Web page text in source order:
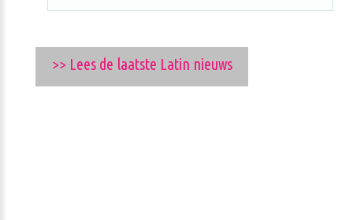
>> Lees de laatste Latin nieuws